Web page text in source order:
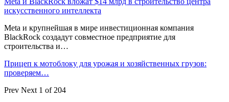
искусственного интеллекта
Meta и крупнейшая в мире инвестиционная компания
BlackRock создадут совместное предприятие для
строительства и…
Прицеп к мотоблоку для урожая и хозяйственных грузов:
проверяем…
Prev Next 1 of 204